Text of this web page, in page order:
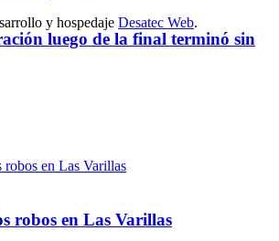
luego de la final terminó sin
robos en Las Varillas
y hospedaje Desatec Web.